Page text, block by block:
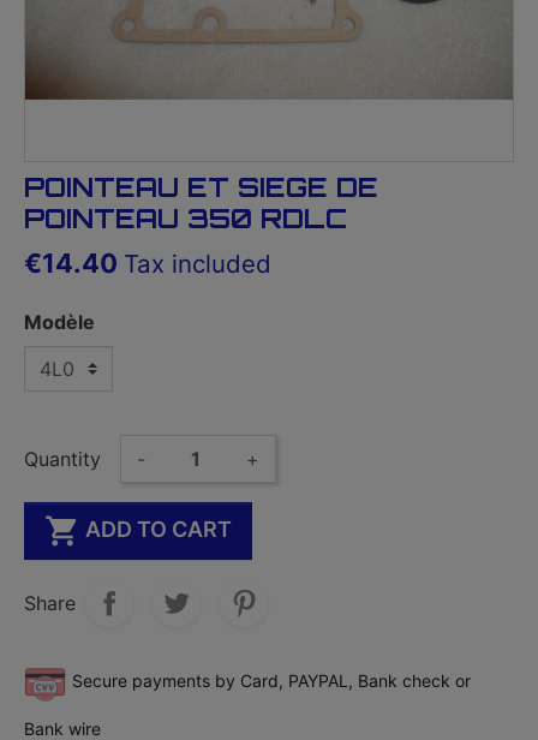
POINTEAU ET SIEGE DE
POINTEAU 350 RDLC
€14.40 Tax included
Modèle
Quantity - +
 ADD TO CART
Share
Secure payments by Card, PAYPAL, Bank check or
Bank wire